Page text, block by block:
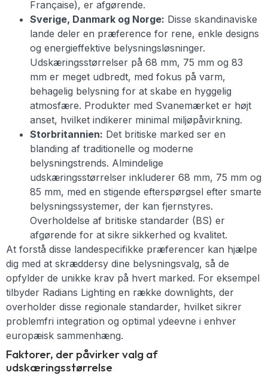
Française), er afgørende.
Sverige, Danmark og Norge: Disse skandinaviske
lande deler en præference for rene, enkle designs
og energieffektive belysningsløsninger.
Udskæringsstørrelser på 68 mm, 75 mm og 83
mm er meget udbredt, med fokus på varm,
behagelig belysning for at skabe en hyggelig
atmosfære. Produkter med Svanemærket er højt
anset, hvilket indikerer minimal miljøpåvirkning.
Storbritannien: Det britiske marked ser en
blanding af traditionelle og moderne
belysningstrends. Almindelige
udskæringsstørrelser inkluderer 68 mm, 75 mm og
85 mm, med en stigende efterspørgsel efter smarte
belysningssystemer, der kan fjernstyres.
Overholdelse af britiske standarder (BS) er
afgørende for at sikre sikkerhed og kvalitet.
At forstå disse landespecifikke præferencer kan hjælpe
dig med at skræddersy dine belysningsvalg, så de
opfylder de unikke krav på hvert marked. For eksempel
tilbyder Radians Lighting en række downlights, der
overholder disse regionale standarder, hvilket sikrer
problemfri integration og optimal ydeevne i enhver
europæisk sammenhæng.
Faktorer, der påvirker valg af
udskæringsstørrelse